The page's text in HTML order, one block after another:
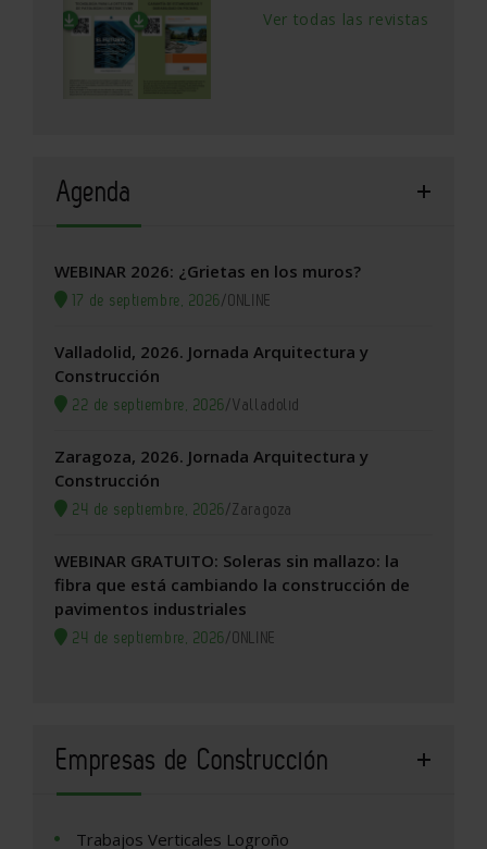
Ver todas las revistas
Agenda
WEBINAR 2026: ¿Grietas en los muros?
17 de septiembre, 2026/ONLINE
Valladolid, 2026. Jornada Arquitectura y
Construcción
22 de septiembre, 2026/Valladolid
Zaragoza, 2026. Jornada Arquitectura y
Construcción
24 de septiembre, 2026/Zaragoza
WEBINAR GRATUITO: Soleras sin mallazo: la
fibra que está cambiando la construcción de
pavimentos industriales
24 de septiembre, 2026/ONLINE
Empresas de Construcción
Trabajos Verticales Logroño